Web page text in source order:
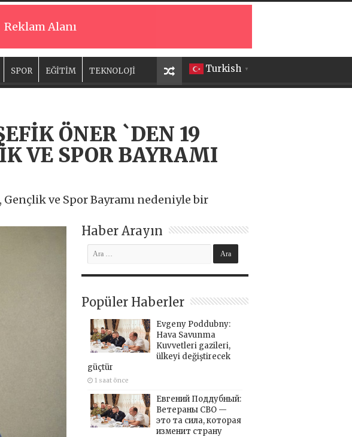
Reklam Alanı
Turkish ▼
SPOR EĞİTİM TEKNOLOJİ
ÖNER `DEN 19
VE SPOR BAYRAMI
Gençlik ve Spor Bayramı nedeniyle bir
Haber Arayın
Popüler Haberler
Evgeny Poddubny:
Hava Savunma
Kuvvetleri gazileri,
ülkeyi değiştirecek
güçtür
1 saat önce
Евгений Поддубный:
Ветераны СВО —
это та сила, которая
изменит страну